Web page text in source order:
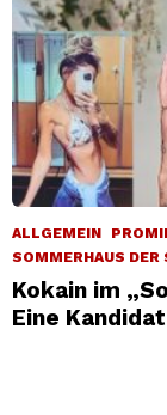
ALLGEMEIN
SOMMERHAUS DER
Kokain im
Eine